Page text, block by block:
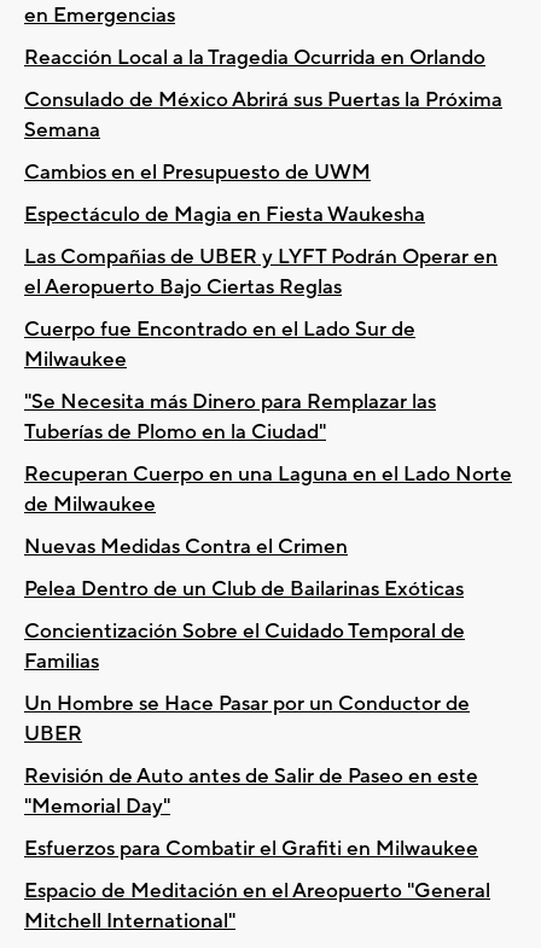
en Emergencias
Reacción Local a la Tragedia Ocurrida en Orlando
Consulado de México Abrirá sus Puertas la Próxima
Semana
Cambios en el Presupuesto de UWM
Espectáculo de Magia en Fiesta Waukesha
Las Compañias de UBER y LYFT Podrán Operar en
el Aeropuerto Bajo Ciertas Reglas
Cuerpo fue Encontrado en el Lado Sur de
Milwaukee
"Se Necesita más Dinero para Remplazar las
Tuberías de Plomo en la Ciudad"
Recuperan Cuerpo en una Laguna en el Lado Norte
de Milwaukee
Nuevas Medidas Contra el Crimen
Pelea Dentro de un Club de Bailarinas Exóticas
Concientización Sobre el Cuidado Temporal de
Familias
Un Hombre se Hace Pasar por un Conductor de
UBER
Revisión de Auto antes de Salir de Paseo en este
"Memorial Day"
Esfuerzos para Combatir el Grafiti en Milwaukee
Espacio de Meditación en el Areopuerto "General
Mitchell International"